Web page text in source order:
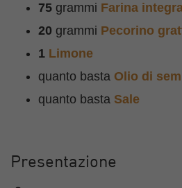
75 grammi Farina
20 grammi Pecorino
1 Limone
quanto basta Olio di
quanto basta Sale
Presentazione